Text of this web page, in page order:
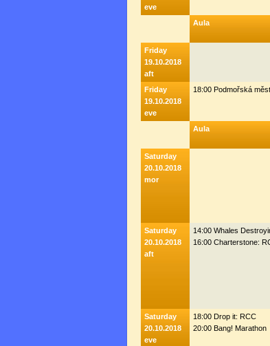
eve
Aula
Friday
19.10.2018
aft
Friday
19.10.2018
eve
18:00 Podmořská
Aula
Saturday
20.10.2018
mor
Saturday
20.10.2018
aft
14:00 Whales
16:00 Charterstone:
Saturday
20.10.2018
eve
18:00 Drop it: RCC
20:00 Bang! Marathon